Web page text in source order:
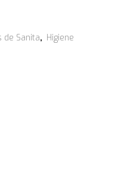
de Sanita, Higiene